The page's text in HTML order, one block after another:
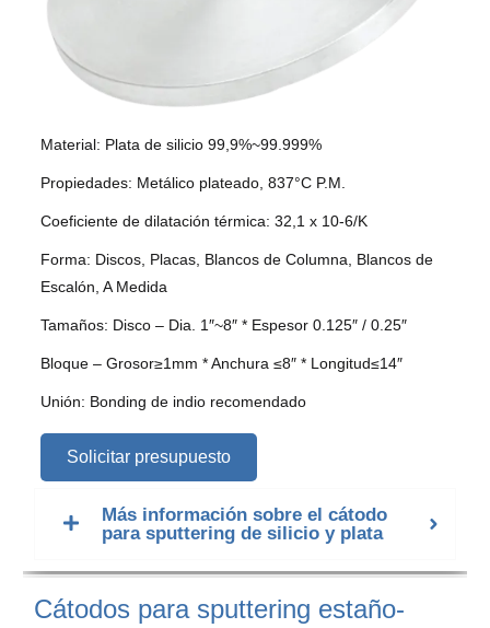
Material: Plata de silicio 99,9%~99.999%
Propiedades: Metálico plateado, 837°C P.M.
Coeficiente de dilatación térmica: 32,1 x 10-6/K
Forma: Discos, Placas, Blancos de Columna, Blancos de
Escalón, A Medida
Tamaños: Disco – Dia. 1″~8″ * Espesor 0.125″ / 0.25″
Bloque – Grosor≥1mm * Anchura ≤8″ * Longitud≤14″
Unión: Bonding de indio recomendado
Solicitar presupuesto
Más información sobre el cátodo
para sputtering de silicio y plata
Cátodos para sputtering estaño-